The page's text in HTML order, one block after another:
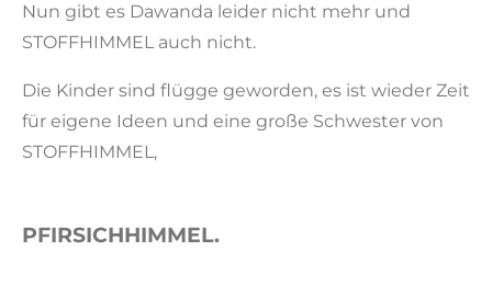
Nun gibt es Dawanda leider nicht mehr und
STOFFHIMMEL auch nicht.
Die Kinder sind flügge geworden, es ist wieder Zeit
für eigene Ideen und eine große Schwester von
STOFFHIMMEL,
PFIRSICHHIMMEL.